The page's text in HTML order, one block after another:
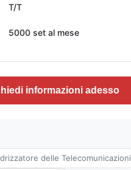
T/T
5000 set al mese
informazioni adesso
delle Telecomunicazioni